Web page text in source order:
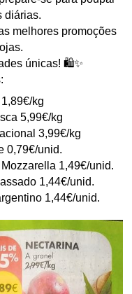
diárias.
melhores promoções
únicas! 🛍️✨
kg
5,99€/kg
3,99€/kg
0,79€/unid.
1,49€/unid.
1,44€/unid.
1,44€/unid.